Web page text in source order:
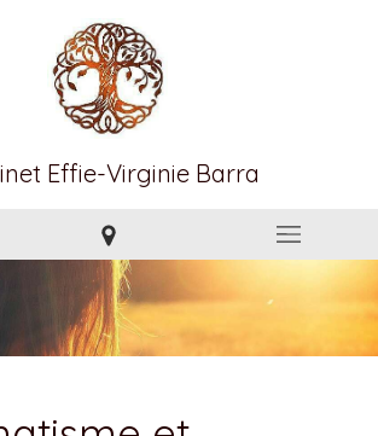
Effie-Virginie Barra